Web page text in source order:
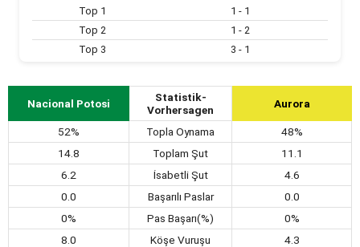
Top 1
1 - 1
Top 2
1 - 2
Top 3
3 - 1
Nacional Potosi
Statistik-
Vorhersagen
Aurora
52% Topla Oynama
48%
14.8
Toplam Şut
11.1
6.2
İsabetli Şut
4.6
0.0
Başarılı Paslar
0.0
0%
Pas Başarı(%)
0%
8.0
Köşe Vuruşu
4.3